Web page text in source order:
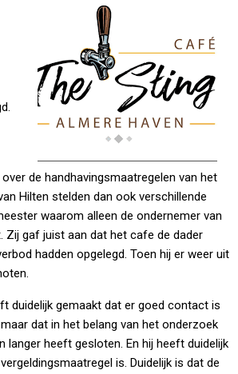
de handhavingsmaatregelen van het
Hilten stelden dan ook verschillende
waarom alleen de ondernemer van
Zij gaf juist aan dat het cafe de dader
hadden opgelegd. Toen hij er weer uit
duidelijk gemaakt dat er goed contact is
dat in het belang van het onderzoek
langer heeft gesloten. En hij heeft duidelijk
is. Duidelijk is dat de